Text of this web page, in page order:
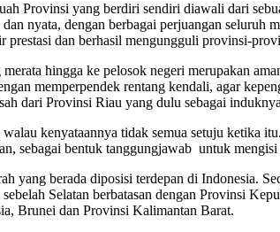
Provinsi yang berdiri sendiri diawali dari
dan nyata, dengan berbagai perjuangan
prestasi dan berhasil mengungguli provinsi-
hingga ke pelosok negeri merupakan
memperpendek rentang kendali, agar
dari Provinsi Riau yang dulu sebagai
kenyataannya tidak semua setuju ketika
sebagai bentuk tanggungjawab untuk
yang berada diposisi terdepan di Indonesia.
Selatan berbatasan dengan Provinsi
Brunei dan Provinsi Kalimantan Barat.